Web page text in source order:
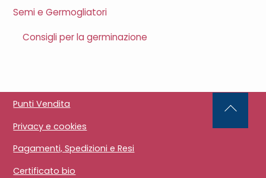
Semi e Germogliatori
Consigli per la germinazione
Punti Vendita
Privacy e cookies
Pagamenti, Spedizioni e Resi
Certificato bio